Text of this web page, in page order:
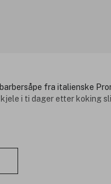
fra italienske
i ti dager etter koking
fargestoffer.